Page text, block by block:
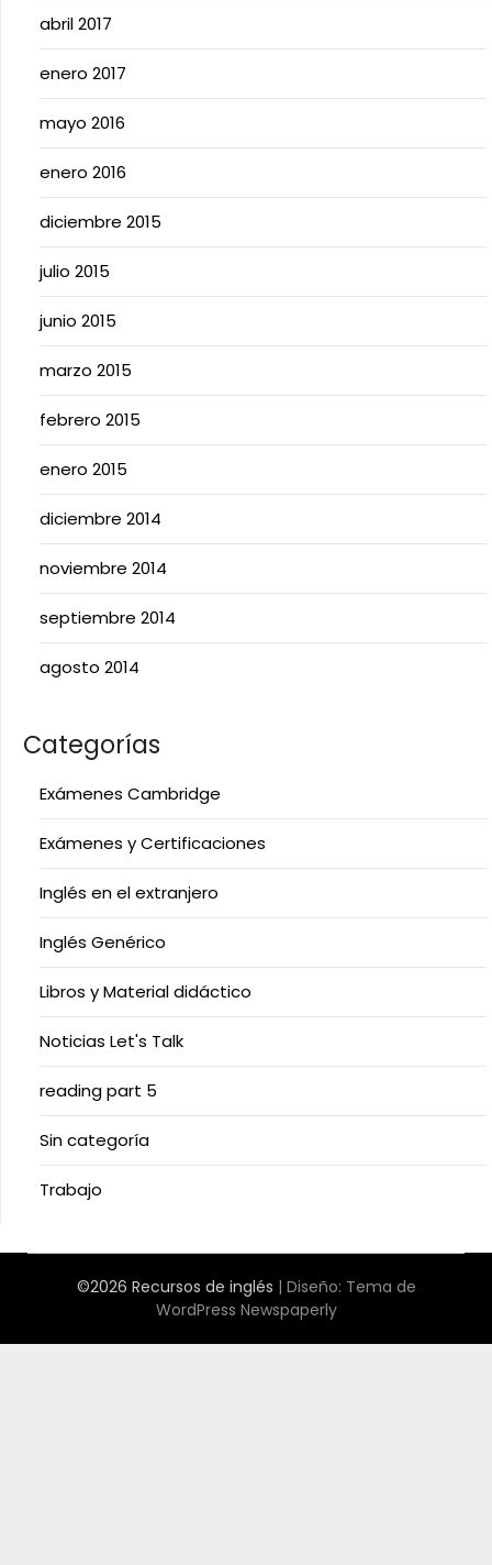
abril 2017
enero 2017
mayo 2016
enero 2016
diciembre 2015
julio 2015
junio 2015
marzo 2015
febrero 2015
enero 2015
diciembre 2014
noviembre 2014
septiembre 2014
agosto 2014
Categorías
Exámenes Cambridge
Exámenes y Certificaciones
Inglés en el extranjero
Inglés Genérico
Libros y Material didáctico
Noticias Let's Talk
reading part 5
Sin categoría
Trabajo
©2026 Recursos de inglés | Diseño: Tema de
WordPress Newspaperly